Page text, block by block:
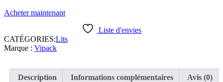
-
Bonny
-
Rose
Acheter maintenant
Liste d'envies
CATÉGORIES:Lits
Marque : Vipack
Description Informations complémentaires Avis (0)